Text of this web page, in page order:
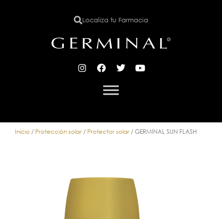
Localiza tu Farmacia
Inicio / Protección solar / Protector solar / GERMINAL SUN FLASH